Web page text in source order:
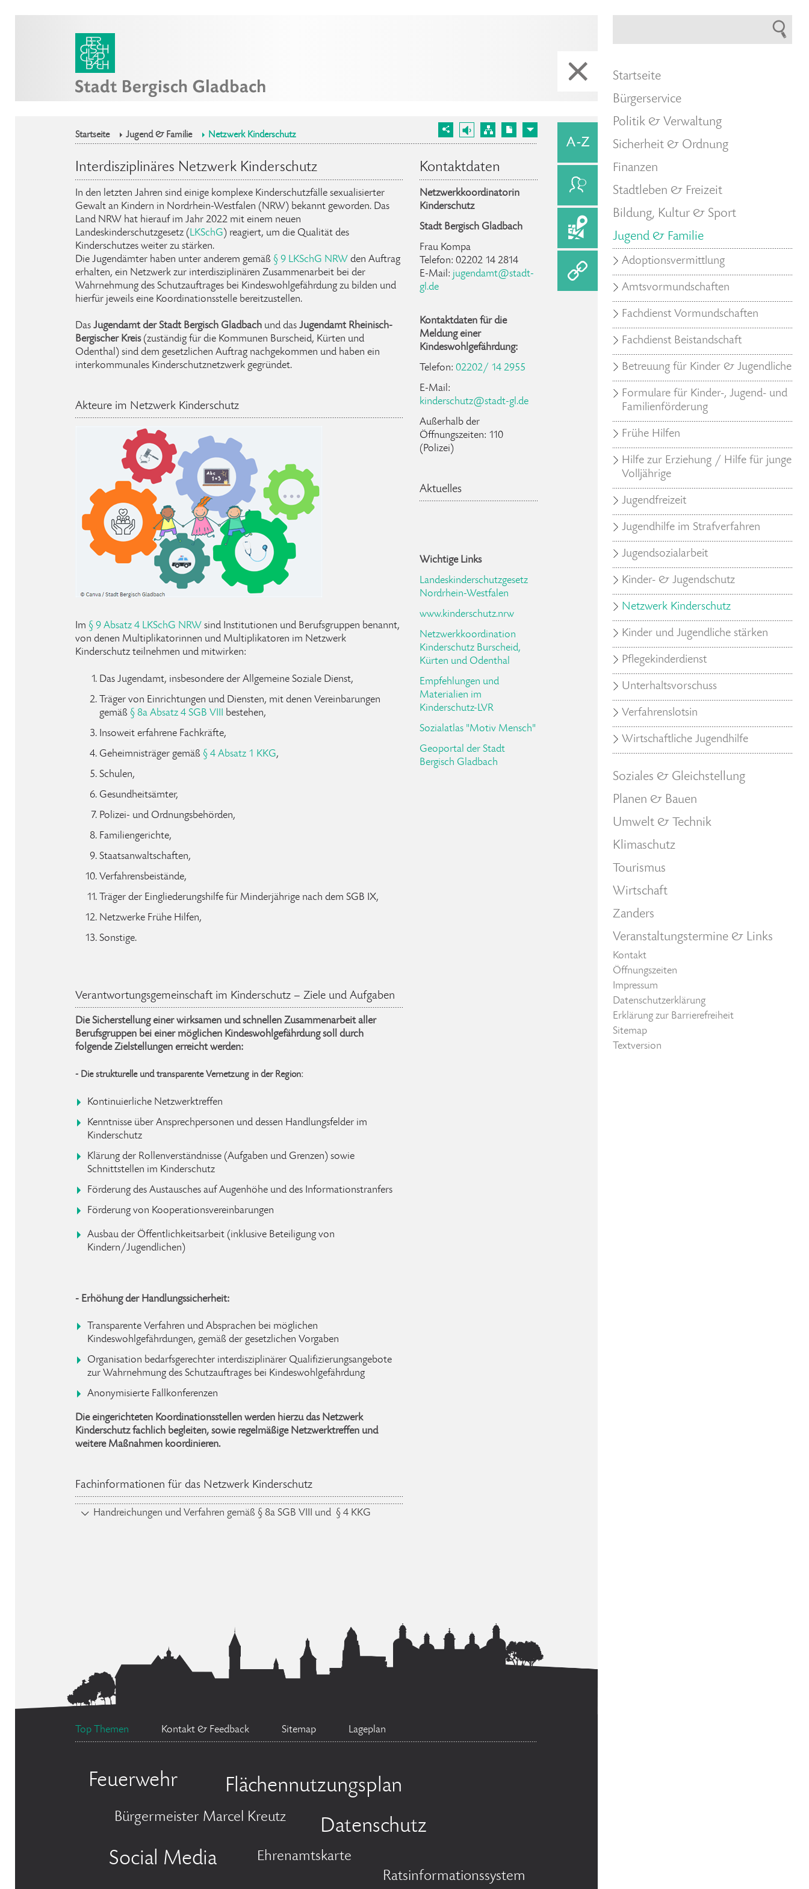
Startseite Jugend & Familie Netzwerk Kinderschutz
Interdisziplinäres Netzwerk Kinderschutz
In den letzten Jahren sind einige komplexe Kinderschutzfälle sexualisierter
Gewalt an Kindern in Nordrhein-Westfalen (NRW) bekannt geworden. Das
Land NRW hat hierauf im Jahr 2022 mit einem neuen
Landeskinderschutzgesetz (LKSchG) reagiert, um die Qualität des
Kinderschutzes weiter zu stärken.
Die Jugendämter haben unter anderem gemäß § 9 LKSchG NRW den Auftrag
erhalten, ein Netzwerk zur interdisziplinären Zusammenarbeit bei der
Wahrnehmung des Schutzauftrages bei Kindeswohlgefährdung zu bilden und
hierfür jeweils eine Koordinationsstelle bereitzustellen.
Das Jugendamt der Stadt Bergisch Gladbach und das Jugendamt Rheinisch-
Bergischer Kreis(zuständig für die Kommunen Burscheid, Kürten und
Odenthal) sind dem gesetzlichen Auftrag nachgekommen und haben ein
interkommunales Kinderschutznetzwerk gegründet.
Akteure im Netzwerk Kinderschutz
Im § 9 Absatz 4 LKSchG NRW sind Institutionen und Berufsgruppen benannt,
von denen Multiplikatorinnen und Multiplikatoren im Netzwerk
Kinderschutz teilnehmen und mitwirken:
Das Jugendamt, insbesondere der Allgemeine Soziale Dienst,
Träger von Einrichtungen und Diensten, mit denen Vereinbarungen
gemäß § 8a Absatz 4 SGB VIII bestehen,
Insoweit erfahrene Fachkräfte,
Geheimnisträger gemäß § 4 Absatz 1 KKG,
Schulen,
Gesundheitsämter,
Polizei- und Ordnungsbehörden,
Familiengerichte,
Staatsanwaltschaften,
Verfahrensbeistände,
Träger der Eingliederungshilfe für Minderjährige nach dem SGB IX,
Netzwerke Frühe Hilfen,
Sonstige.
Verantwortungsgemeinschaft im Kinderschutz – Ziele und Aufgaben
Die Sicherstellung einer wirksamen und schnellen Zusammenarbeit aller
Berufsgruppen bei einer möglichen Kindeswohlgefährdung soll durch
folgende Zielstellungen erreicht werden:
- Die strukturelle und transparente Vernetzung in der Region:
Kontinuierliche Netzwerktreffen
Kenntnisse über Ansprechpersonen und dessen Handlungsfelder im
Kinderschutz
Klärung der Rollenverständnisse (Aufgaben und Grenzen) sowie
Schnittstellen im Kinderschutz
Förderung des Austausches auf Augenhöhe und des Informationstranfers
Förderung von Kooperationsvereinbarungen
Ausbau der Öffentlichkeitsarbeit (inklusive Beteiligung von
Kindern/Jugendlichen)
- Erhöhung der Handlungssicherheit:
Transparente Verfahren und Absprachen bei möglichen
Kindeswohlgefährdungen, gemäß der gesetzlichen Vorgaben
Organisation bedarfsgerechter interdisziplinärer Qualifizierungsangebote
zur Wahrnehmung des Schutzauftrages bei Kindeswohlgefährdung
Anonymisierte Fallkonferenzen
Die eingerichteten Koordinationsstellen werden hierzu das Netzwerk
Kinderschutz fachlich begleiten, sowie regelmäßige Netzwerktreffen und
weitere Maßnahmen koordinieren.
Fachinformationen für das Netzwerk Kinderschutz
Handreichungen und Verfahren gemäß § 8a SGB VIII und § 4 KKG
Kontaktdaten
Netzwerkkoordinatorin
Kinderschutz
Stadt Bergisch Gladbach
Frau Kompa
Telefon: 02202 14 2814
E-Mail: jugendamt@stadt-
gl.de
Kontaktdaten für die
Meldung einer
Kindeswohlgefährdung:
Telefon: 02202/ 14 2955
E-Mail:
kinderschutz@stadt-gl.de
Außerhalb der
Öffnungszeiten: 110
(Polizei)
Aktuelles
Wichtige Links
Landeskinderschutzgesetz
Nordrhein-Westfalen
www.kinderschutz.nrw
Netzwerkkoordination
Kinderschutz Burscheid,
Kürten und Odenthal
Empfehlungen und
Materialien im
Kinderschutz-LVR
Sozialatlas "Motiv Mensch"
Geoportal der Stadt
Bergisch Gladbach
Top Themen Kontakt & Feedback Sitemap Lageplan
Feuerwehr Flächennutzungsplan
Bürgermeister Marcel Kreutz
Datenschutz
Social Media
Ehrenamtskarte
Ratsinformationssystem
Startseite
Bürgerservice
Politik & Verwaltung
Sicherheit & Ordnung
Finanzen
Stadtleben & Freizeit
Bildung, Kultur & Sport
Jugend & Familie
Adoptionsvermittlung
Amtsvormundschaften
Fachdienst Vormundschaften
Fachdienst Beistandschaft
Betreuung für Kinder & Jugendliche
Formulare für Kinder-, Jugend- und
Familienförderung
Frühe Hilfen
Hilfe zur Erziehung / Hilfe für junge
Volljährige
Jugendfreizeit
Jugendhilfe im Strafverfahren
Jugendsozialarbeit
Kinder- & Jugendschutz
Netzwerk Kinderschutz
Kinder und Jugendliche stärken
Pflegekinderdienst
Unterhaltsvorschuss
Verfahrenslotsin
Wirtschaftliche Jugendhilfe
Soziales & Gleichstellung
Planen & Bauen
Umwelt & Technik
Klimaschutz
Tourismus
Wirtschaft
Zanders
Veranstaltungstermine & Links
Kontakt
Öffnungszeiten
Impressum
Datenschutzerklärung
Erklärung zur Barrierefreiheit
Sitemap
Textversion